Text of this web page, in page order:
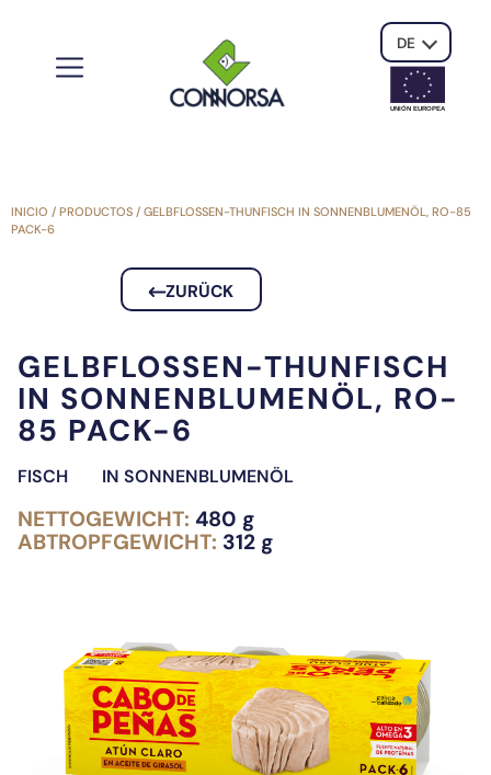
DE
UNIÓN EUROPEA
INICIO / PRODUCTOS / GELBFLOSSEN-THUNFISCH IN SONNENBLUMENÖL, RO-85
PACK-6
ZURÜCK
GELBFLOSSEN-THUNFISCH
IN SONNENBLUMENÖL, RO-
85 PACK-6
FISCH IN SONNENBLUMENÖL
NETTOGEWICHT: 480 g
ABTROPFGEWICHT: 312 g